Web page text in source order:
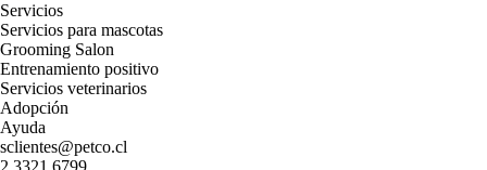
Servicios
Servicios para mascotas
Grooming Salon
Entrenamiento positivo
Servicios veterinarios
Adopción
Ayuda
sclientes@petco.cl
2 3321 6799